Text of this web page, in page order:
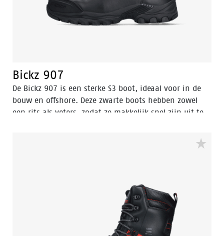
Bickz 907
De Bickz 907 is een sterke S3 boot, ideaal voor in de
bouw en offshore. Deze zwarte boots hebben zowel
een rits als veters, zodat ze makkelijk snel zijn uit te